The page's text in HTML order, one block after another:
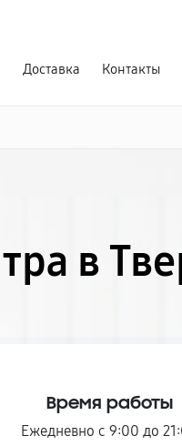
Доставка Контакты
в
Время работы
Ежедневно с 9:00 до